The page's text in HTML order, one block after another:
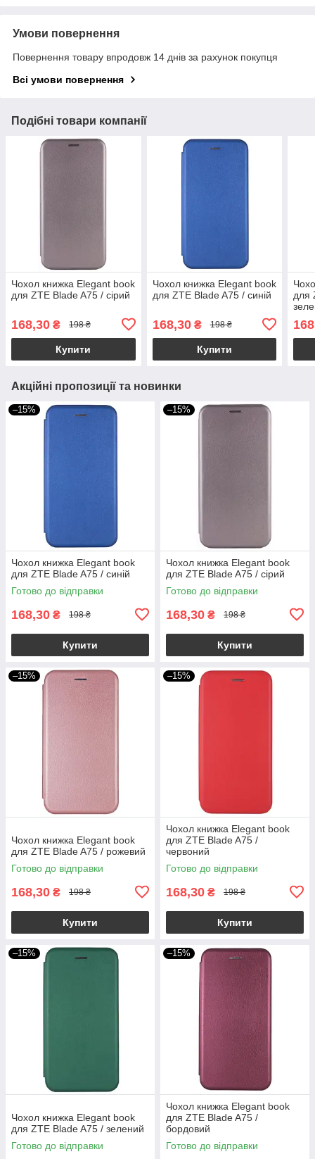
Умови повернення
Повернення товару впродовж 14 днів за рахунок покупця
Всі умови повернення
Подібні товари компанії
Чохол книжка Elegant book
для ZTE Blade A75 / сірий
168,30 ₴ 198 ₴
Купити
Чохол книжка Elegant book
для ZTE Blade A75 / синій
168,30₴ 198 ₴
Купити
для
Акційні пропозиції та новинки
–15%
Чохол книжка Elegant book
для ZTE Blade A75 / синій
Готово до відправки
168,30 ₴ 198 ₴
Купити
–15%
Чохол книжка Elegant book
для ZTE Blade A75 / сірий
Готово до відправки
168,30 ₴ 198 ₴
Купити
–15%
Чохол книжка Elegant book
для ZTE Blade A75 / рожевий
Готово до відправки
168,30 ₴ 198 ₴
Купити
–15%
Чохол книжка Elegant book
для ZTE Blade A75 /
червоний
Готово до відправки
168,30 ₴ 198 ₴
Купити
–15%
Чохол книжка Elegant book
для ZTE Blade A75 / зелений
Готово до відправки
–15%
Чохол книжка Elegant book
для ZTE Blade A75 /
бордовий
Готово до відправки